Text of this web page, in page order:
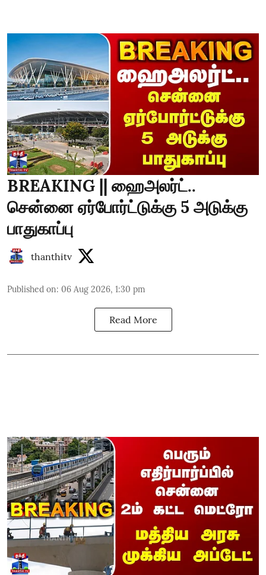
BREAKING || ஹைஅலர்ட்..
சென்னை ஏர்போர்ட்டுக்கு 5 அடுக்கு
பாதுகாப்பு
thanthitv
Published on: 06 Aug 2026, 1:30 pm
Read More